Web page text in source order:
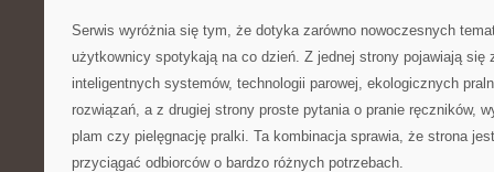
Serwis wyróżnia się tym, że dotyka zarówno nowoczesnych
użytkownicy spotykają na co dzień. Z jednej strony pojawiają się
inteligentnych systemów, technologii parowej, ekologicznych
rozwiązań, a z drugiej strony proste pytania o pranie ręczników,
plam czy pielęgnację pralki. Ta kombinacja sprawia, że strona
przyciągać odbiorców o bardzo różnych potrzebach.